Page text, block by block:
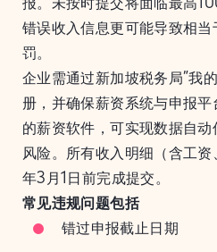
错误收入信息更可能导致相
罚。
企业需通过新加坡税务局”我
册，并确保薪资系统与申报
的薪资软件，可实现数据自
风险。所有收入明细（含工
年3月1日前完成提交。
常见违规问题包括
错过申报截止日期